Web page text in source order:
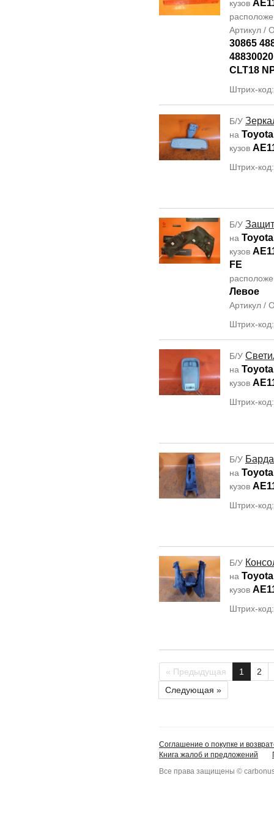
кузов
Артикул /
30865
CLT18
Штрих-
Б/У
на
кузов
Штрих-
Б/У
на
кузов
FE
Левое
Артикул /
Штрих-
Б/У
на
кузов
Штрих-
Б/У
на
кузов
Штрих-
Б/У
на
кузов
Штрих-
« Предыдущая 1
2
Следующая »
Соглашение о покупке и
Книга жалоб и предложений
Все права защищены ©